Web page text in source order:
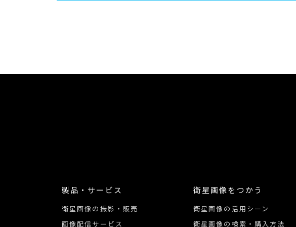
製品・サービス
衛星画像の撮影・販売
画像配信サービス
衛星画像をつかう
衛星画像の活用シーン
衛星画像の検索・購入方法